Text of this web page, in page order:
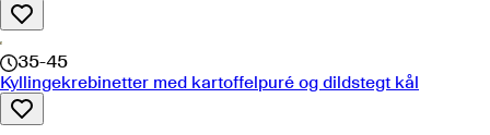
35-45
Kyllingekrebinetter med kartoffelpuré og dildstegt kål